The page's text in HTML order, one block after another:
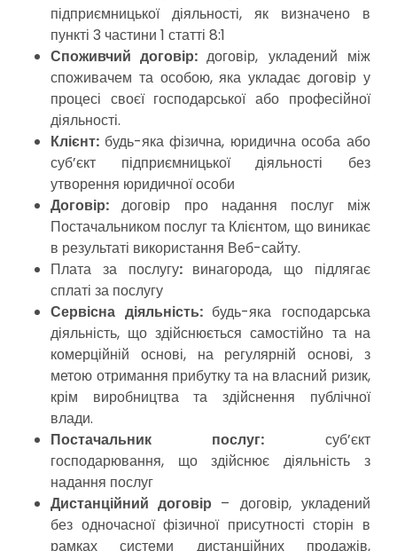
підприємницької діяльності, як визначено в
пункті 3 частини 1 статті 8:1
Споживчий договір:договір, укладений між
споживачем та особою, яка укладає договір у
процесі своєї господарської або професійної
діяльності.
Клієнт: будь-яка фізична, юридична особа або
суб’єкт підприємницької діяльності без
утворення юридичної особи
Договір:договір про надання послуг
між
Постачальником послуг та Клієнтом, що виникає
в результаті використання Веб-сайту.
Плата за послугу: винагорода, що підлягає
сплаті за послугу
Сервісна діяльність: будь-яка господарська
діяльність, що здійснюється самостійно та на
комерційній основі, на регулярній основі, з
метою отримання прибутку та на власний ризик,
крім виробництва та здійснення публічної
влади.
Постачальник послуг: суб’єкт
господарювання, що здійснює діяльність з
надання послуг
Дистанційний договір – договір, укладений
без одночасної фізичної присутності сторін в
рамках системи дистанційних продажів,